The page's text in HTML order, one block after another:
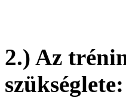
2.) Az
szükséglete: